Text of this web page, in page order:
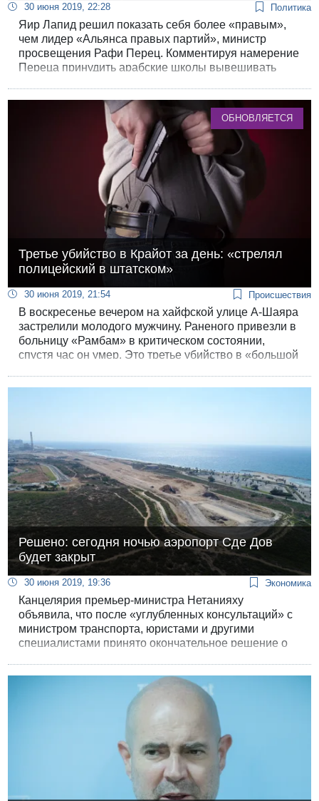
30 июня 2019, 22:28 Политика
Яир Лапид решил показать себя более «правым»,
чем лидер «Альянса правых партий», министр
просвещения Рафи Перец. Комментируя намерение
Переца принудить арабские школы вывешивать
ОБНОВЛЯЕТСЯ
Третье убийство в Крайот за день: «стрелял
полицейский в штатском»
30 июня 2019, 21:54 Происшествия
В воскресенье вечером на хайфской улице А-Шаяра
застрелили молодого мужчину. Раненого привезли в
больницу «Рамбам» в критическом состоянии,
спустя час он умер. Это третье убийство в «большой
Решено: сегодня ночью аэропорт Сде Дов
будет закрыт
30 июня 2019, 19:36 Экономика
Канцелярия премьер-министра Нетанияху
объявила, что после «углубленных консультаций» с
министром транспорта, юристами и другими
специалистами принято окончательное решение о
работу сегодня в полночь.